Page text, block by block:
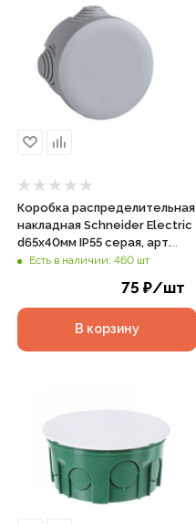
Коробка распределительная
накладная Schneider Electric
d65х40мм IP55 серая, арт.
IMT35093
Есть в наличии: 460 шт
75 ₽/шт
В корзину